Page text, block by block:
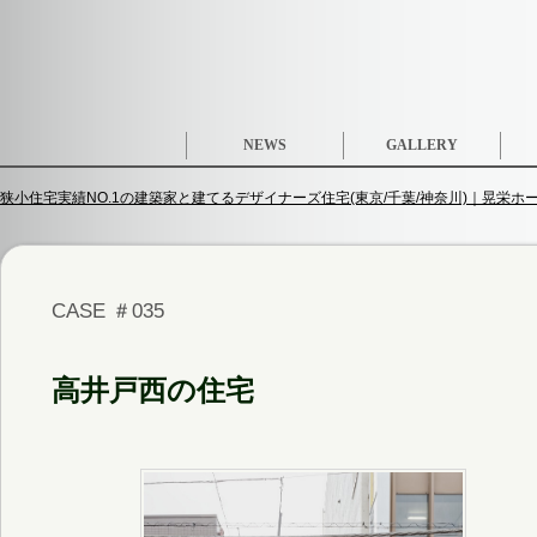
NEWS GALLERY
狭小住宅実績NO.1の建築家と建てるデザイナーズ住宅(東京/千葉/神奈川)｜晃栄ホ
CASE ＃035
高井戸西の住宅